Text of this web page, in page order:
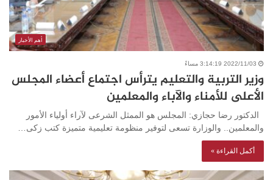
أهم الأخبار
2022/11/03 3:14:19 مساءً
وزير التربية والتعليم يترأس اجتماع أعضاء المجلس
الأعلى للأمناء والآباء والمعلمين
الدكتور رضا حجازي: المجلس هو الممثل الشرعى لآراء أولياء الأمور
والمعلمين.. والوزارة تسعى لتوفير منظومة تعليمية متميزة كتب زكى…
أكمل القراءة »